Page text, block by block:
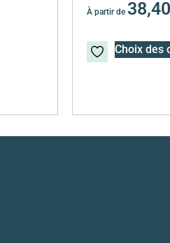
À partir de
Choix des